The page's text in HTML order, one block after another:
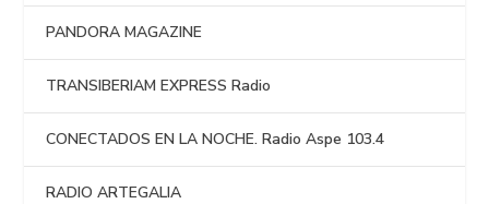
PANDORA MAGAZINE
TRANSIBERIAM EXPRESS Radio
CONECTADOS EN LA NOCHE. Radio Aspe 103.4
RADIO ARTEGALIA